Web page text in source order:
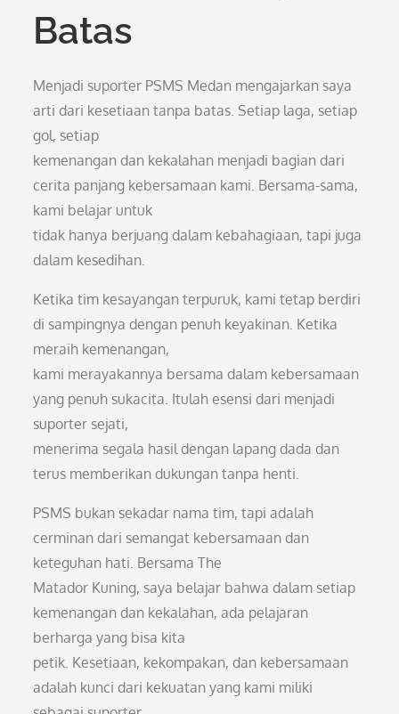
Batas
Menjadi suporter PSMS Medan mengajarkan saya
arti dari kesetiaan tanpa batas. Setiap laga, setiap
gol, setiap
kemenangan dan kekalahan menjadi bagian dari
cerita panjang kebersamaan kami. Bersama-sama,
kami belajar untuk
tidak hanya berjuang dalam kebahagiaan, tapi juga
dalam kesedihan.
Ketika tim kesayangan terpuruk, kami tetap berdiri
di sampingnya dengan penuh keyakinan. Ketika
meraih kemenangan,
kami merayakannya bersama dalam kebersamaan
yang penuh sukacita. Itulah esensi dari menjadi
suporter sejati,
menerima segala hasil dengan lapang dada dan
terus memberikan dukungan tanpa henti.
PSMS bukan sekadar nama tim, tapi adalah
cerminan dari semangat kebersamaan dan
keteguhan hati. Bersama The
Matador Kuning, saya belajar bahwa dalam setiap
kemenangan dan kekalahan, ada pelajaran
berharga yang bisa kita
petik. Kesetiaan, kekompakan, dan kebersamaan
adalah kunci dari kekuatan yang kami miliki